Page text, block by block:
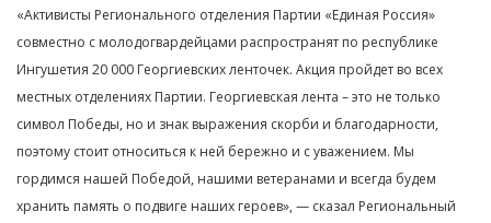
«Активисты Регионального отделения Партии «Единая Россия»
совместно с молодогвардейцами распространят по республике
Ингушетия 20 000 Георгиевских ленточек. Акция пройдет во всех
местных отделениях Партии. Георгиевская лента – это не только
символ Победы, но и знак выражения скорби и благодарности,
поэтому стоит относиться к ней бережно и с уважением. Мы
гордимся нашей Победой, нашими ветеранами и всегда будем
хранить память о подвиге наших героев», — сказал Региональный